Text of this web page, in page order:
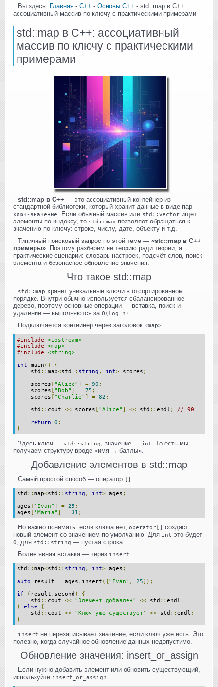
Вы здесь: Главная - С++ - Основы С++ - std::map в C++:
ассоциативный массив по ключу с практическими примерами
std::map в C++: ассоциативный
массив по ключу с практическими
примерами
std::map в C++ — это ассоциативный контейнер из
стандартной библиотеки, который хранит данные в виде пар
ключ-значение. Если обычный массив или std::vector ищет
элементы по индексу, то std::map позволяет обращаться к
значению по ключу: строке, числу, дате, объекту и т.д.
Типичный поисковый запрос по этой теме — «std::map в C++
примеры». Поэтому разберём не теорию ради теории, а
практические сценарии: словарь настроек, подсчёт слов, поиск
элемента и безопасное обновление значения.
Что такое std::map
std::map хранит уникальные ключи в отсортированном
порядке. Внутри обычно используется сбалансированное
дерево, поэтому основные операции — вставка, поиск и
удаление — выполняются за O(log n) .
Подключается контейнер через заголовок <map>:
#include
<iostream>
#include
<map>
#include
<string>
int main ()
{
std :: map<std :: string , int> scores ;
scores
"Alice" = 90 ;
scores
"Bob" = 75 ;
scores
"Charlie" = 82 ;
std :: cout << scores "Alice" << std :: endl ;
// 90
return
0 ;
}
Здесь ключ — std::string, значение — int. То есть мы
получаем структуру вроде «имя → баллы».
Добавление элементов в std::map
Самый простой способ — оператор [] :
std :: map<std :: string , int> ages ;
ages [ "Ivan" ] = 25 ;
ages [ "Maria" ] = 31 ;
Но важно понимать: если ключа нет, operator[] создаст
новый элемент со значением по умолчанию. Для int это будет
0 , для std::string — пустая строка.
Более явная вставка — через insert:
std :: map<std :: string , int> ages ;
auto result = ages . insert ({"Ivan" , 25});
if
( result . second )
{
std :: cout << "Элемент добавлен" << std :: endl ;
}
else
{
std :: cout << "Ключ уже существует" << std :: endl ;
}
insert не перезаписывает значение, если ключ уже есть. Это
полезно, когда случайное обновление данных недопустимо.
Обновление значения: insert_or_assign
Если нужно добавить элемент или обновить существующий,
используйте insert_or_assign: